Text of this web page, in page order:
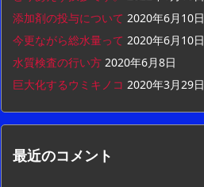
添加剤の投与について 2020年6月10日
今更ながら総水量って 2020年6月10日
水質検査の行い方 2020年6月8日
巨大化するウミキノコ 2020年3月29日
最近のコメント